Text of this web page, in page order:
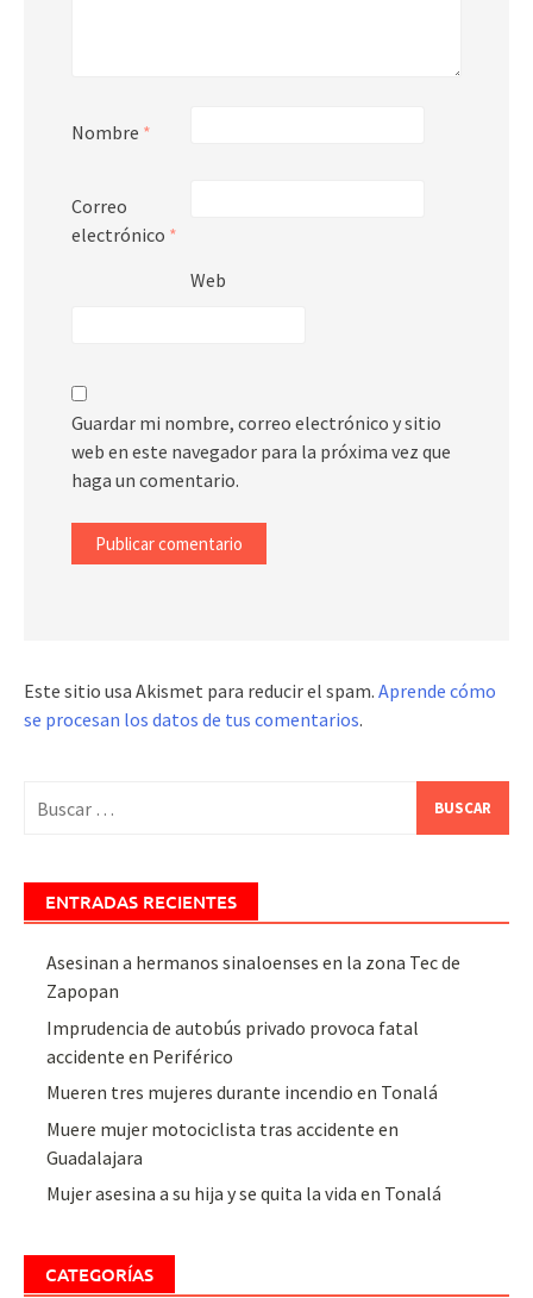
Nombre *
Correo
electrónico *
Web
Guardar mi nombre, correo electrónico y sitio
web en este navegador para la próxima vez que
haga un comentario.
Este sitio usa Akismet para reducir el spam. Aprende cómo
se procesan los datos de tus comentarios.
ENTRADAS RECIENTES
Asesinan a hermanos sinaloenses en la zona Tec de
Zapopan
Imprudencia de autobús privado provoca fatal
accidente en Periférico
Mueren tres mujeres durante incendio en Tonalá
Muere mujer motociclista tras accidente en
Guadalajara
Mujer asesina a su hija y se quita la vida en Tonalá
CATEGORÍAS